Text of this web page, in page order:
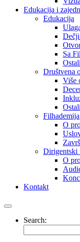
Edukacija i
Edukacija
Sa
Društvena
Više
Filhademija
O
Dirigentski
O
Kontakt
Search: